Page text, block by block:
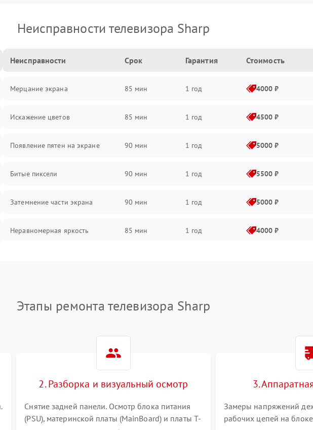
Неисправности телевизора Sharp
Неисправности Срок Гарантия Стоимость
Мерцание экрана 85 мин 1 год 4000 ₽
Искажение цветов 85 мин 1 год 4500 ₽
Появление пятен на экране 90 мин 1 год 5000 ₽
Битые пиксели 90 мин 1 год 5500 ₽
Затемнение части экрана 90 мин 1 год 5000 ₽
Неравномерная яркость 85 мин 1 год 4000 ₽
Этапы ремонта телевизора Sharp
2. Разборка и визуальный осмотр
Снятие задней панели. Осмотр блока питания
(PSU), материнской платы (MainBoard) и платы T-
3.
Замеры напряжений
рабочих цепей на